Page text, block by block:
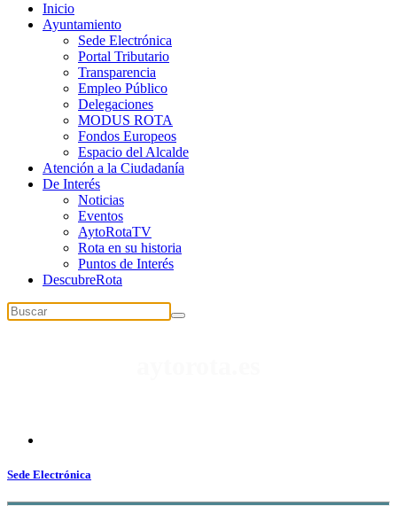
Inicio
Ayuntamiento
Sede Electrónica
Portal Tributario
Transparencia
Empleo Público
Delegaciones
MODUS ROTA
Fondos Europeos
Espacio del Alcalde
Atención a la Ciudadanía
De Interés
Noticias
Eventos
AytoRotaTV
Rota en su historia
Puntos de Interés
DescubreRota
Sede Electrónica